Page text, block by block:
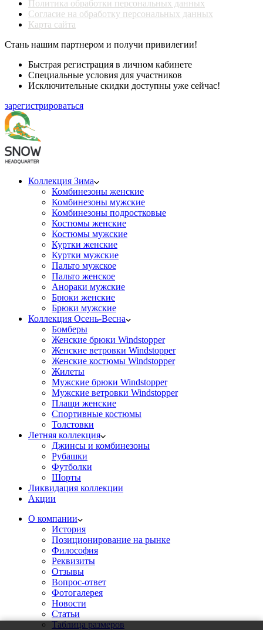
Политика обработки персональных данных
Согласие на обработку персональных данных
Карта сайта
Стань нашим партнером и получи привилегии!
Быстрая регистрация в личном кабинете
Специальные условия для участников
Исключительные скидки доступны уже сейчас!
зарегистрироваться
Коллекция Зима
Комбинезоны женские
Комбинезоны мужские
Комбинезоны подростковые
Костюмы женские
Костюмы мужские
Куртки женские
Куртки мужские
Пальто мужское
Пальто женское
Анораки мужские
Брюки женские
Брюки мужские
Коллекция Осень-Весна
Бомберы
Женские брюки Windstopper
Женские ветровки Windstopper
Женские костюмы Windstopper
Жилеты
Мужские брюки Windstopper
Мужские ветровки Windstopper
Плащи женские
Спортивные костюмы
Толстовки
Летняя коллекция
Джинсы и комбинезоны
Рубашки
Футболки
Шорты
Ликвидация коллекции
Акции
О компании
История
Позиционирование на рынке
Философия
Реквизиты
Отзывы
Вопрос-ответ
Фотогалерея
Новости
Статьи
Таблица размеров